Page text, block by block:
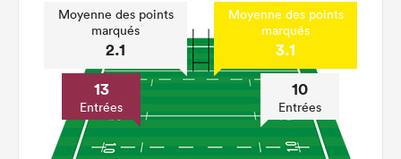
Moyenne des points
marqués
2.1
13
Entrées
Moyenne des points
marqués
3.1
10
Entrées